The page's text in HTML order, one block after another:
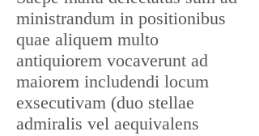
ministrandum in positionibus
quae aliquem multo
antiquiorem vocaverunt ad
maiorem includendi locum
exsecutivam (duo stellae
admiralis vel aequivalens